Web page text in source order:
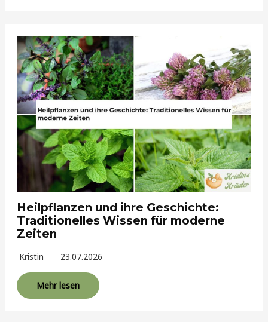
Heilpflanzen und ihre Geschichte:
Traditionelles Wissen für moderne
Zeiten
Kristin 23.07.2026
Mehr lesen